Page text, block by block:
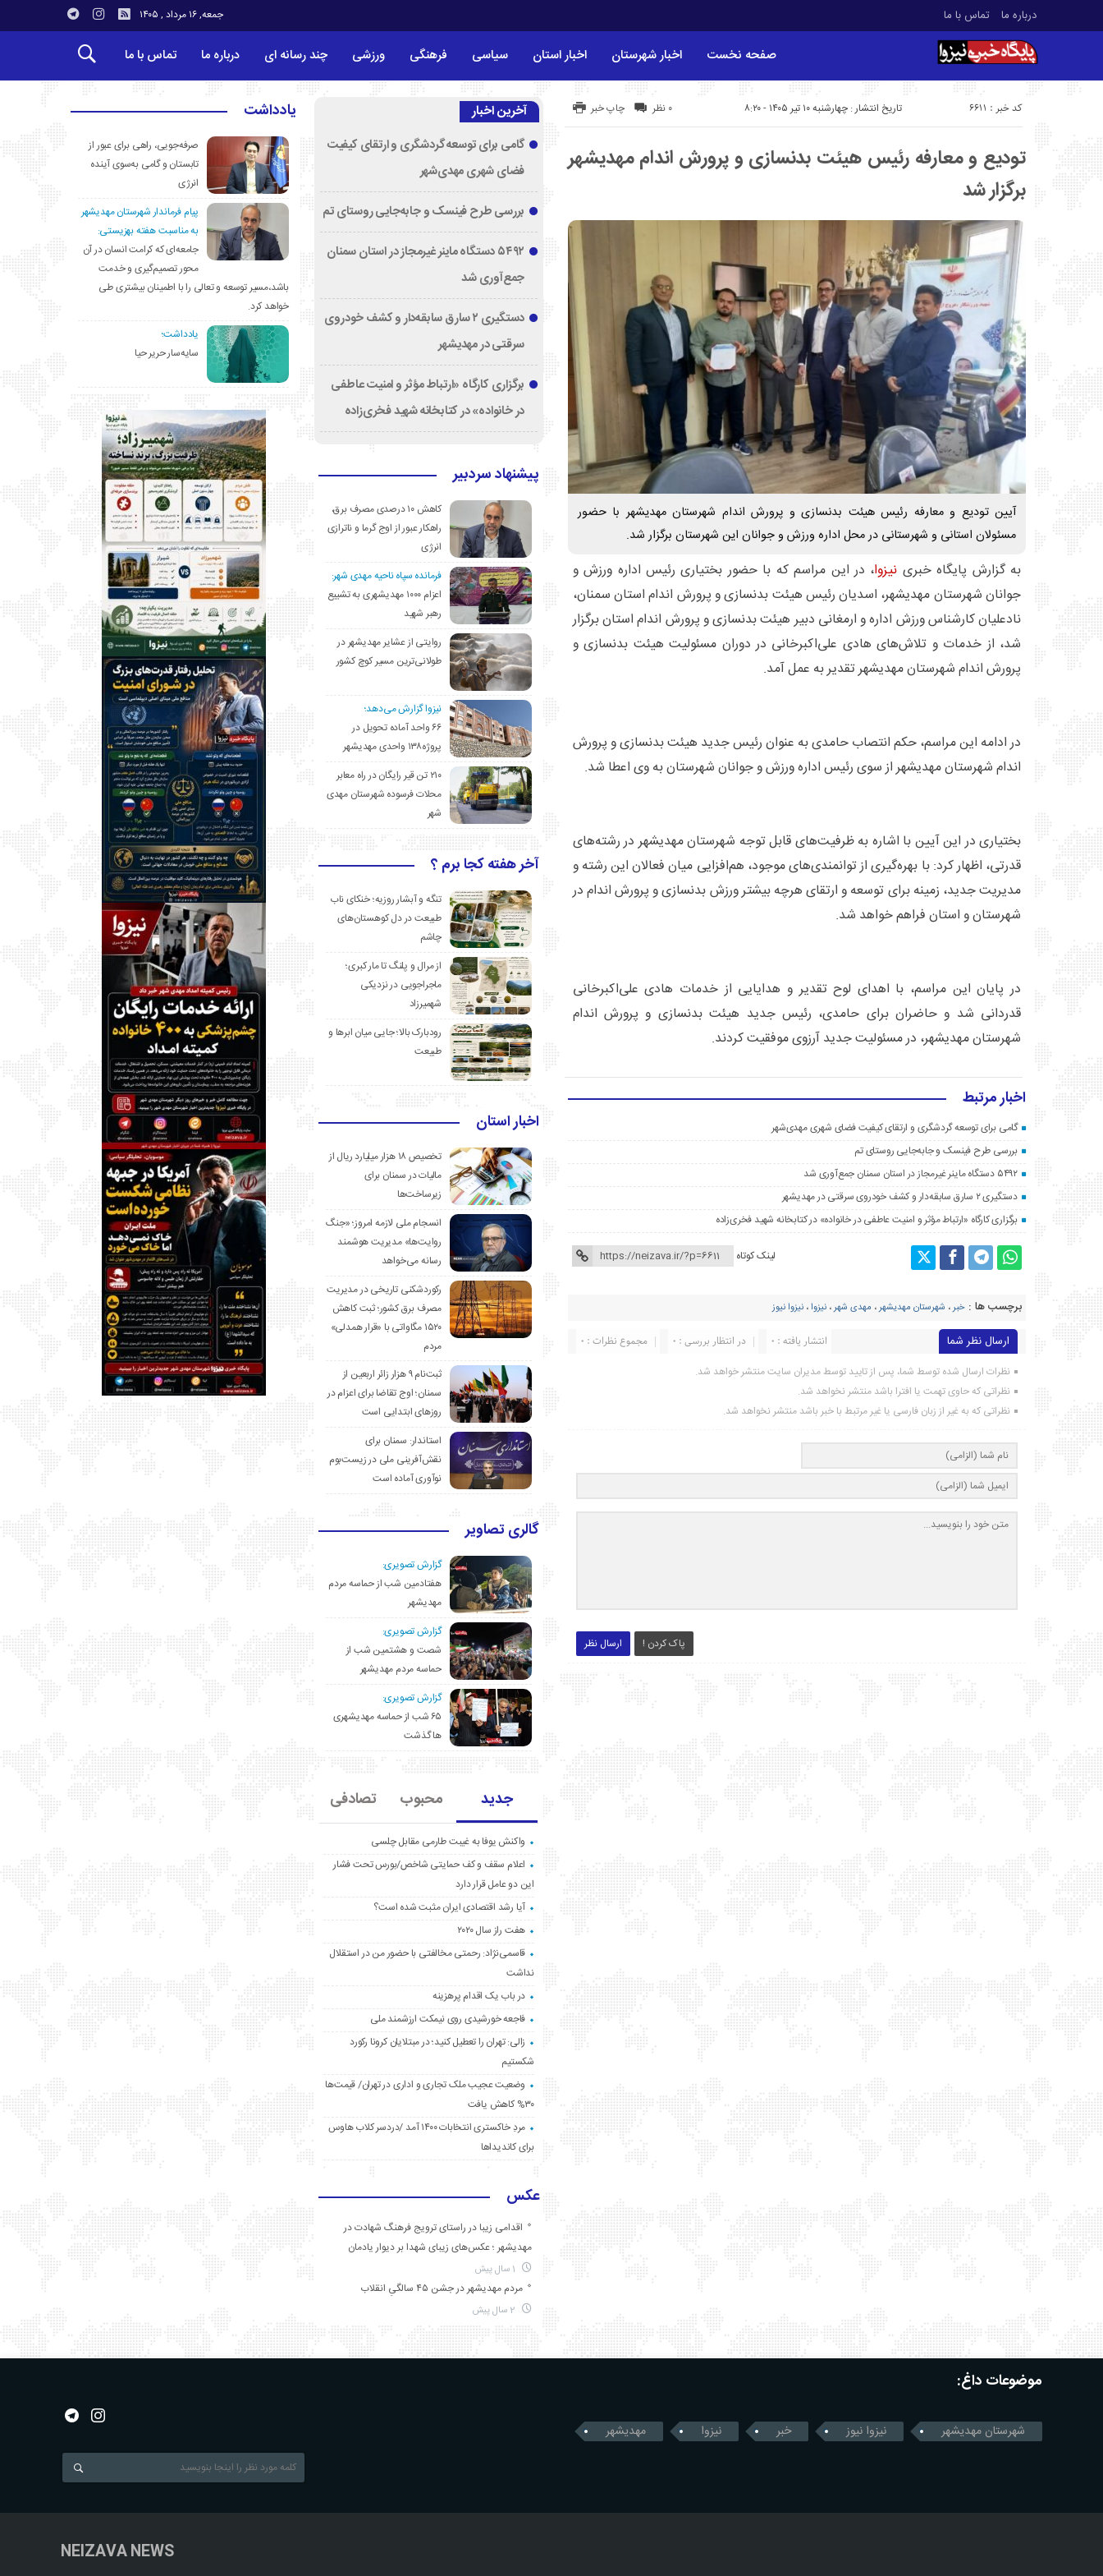
درباره ما تماس با ما جمعه, ۱۶ مرداد , ۱۴۰۵
صفحه نخست اخبار شهرستان اخبار استان سیاسی فرهنگی ورزشی چند رسانه ای درباره ما تماس با ما
تاریخ انتشار : چهارشنبه ۱۰ تیر ۱۴۰۵ - ۸:۲۰ کد خبر : 6611 چاپ خبر ۰ نظر
تودیع و معارفه رئیس هیئت بدنسازی و پرورش اندام مهدیشهر
برگزار شد
آیین تودیع و معارفه رئیس هیئت بدنسازی و پرورش اندام شهرستان مهدیشهر با حضور
مسئولان استانی و شهرستانی در محل اداره ورزش و جوانان این شهرستان برگزار شد.
به گزارش پایگاه خبری نیزوا، در این مراسم که با حضور بختیاری رئیس اداره ورزش و
جوانان شهرستان مهدیشهر، اسدیان رئیس هیئت بدنسازی و پرورش اندام استان سمنان،
نادعلیان کارشناس ورزش اداره و ارمغانی دبیر هیئت بدنسازی و پرورش اندام استان برگزار
شد، از خدمات و تلاش‌های هادی علی‌اکبرخانی در دوران مسئولیت هیئت بدنسازی و
پرورش اندام شهرستان مهدیشهر تقدیر به عمل آمد.
در ادامه این مراسم، حکم انتصاب حامدی به عنوان رئیس جدید هیئت بدنسازی و پرورش
اندام شهرستان مهدیشهر از سوی رئیس اداره ورزش و جوانان شهرستان به وی اعطا شد.
بختیاری در این آیین با اشاره به ظرفیت‌های قابل توجه شهرستان مهدیشهر در رشته‌های
قدرتی، اظهار کرد: با بهره‌گیری از توانمندی‌های موجود، هم‌افزایی میان فعالان این رشته و
مدیریت جدید، زمینه برای توسعه و ارتقای هرچه بیشتر ورزش بدنسازی و پرورش اندام در
شهرستان و استان فراهم خواهد شد.
در پایان این مراسم، با اهدای لوح تقدیر و هدایایی از خدمات هادی علی‌اکبرخانی
قدردانی شد و حاضران برای حامدی، رئیس جدید هیئت بدنسازی و پرورش اندام
شهرستان مهدیشهر، در مسئولیت جدید آرزوی موفقیت کردند.
اخبار مرتبط
گامی برای توسعه گردشگری و ارتقای کیفیت فضای شهری مهدی‌شهر
بررسی طرح فینسک و جابه‌جایی روستای تم
۵۴۹۲ دستگاه ماینر غیرمجاز در استان سمنان جمع‌آوری شد
دستگیری ۲ سارق سابقه‌دار و کشف خودروی سرقتی در مهدیشهر
برگزاری کارگاه «ارتباط مؤثر و امنیت عاطفی در خانواده» در کتابخانه شهید فخری‌زاده
لینک کوتاه
برچسب ها : خبر، شهرستان مهدیشهر، مهدی شهر،نیزوا ،نیزوا نیوز
ارسال نظر شما مجموع نظرات : 0 در انتظار بررسی : 0 انتشار یافته : ۰
نظرات ارسال شده توسط شما، پس از تایید توسط مدیران سایت منتشر خواهد شد.
نظراتی که حاوی تهمت یا افترا باشد منتشر نخواهد شد.
نظراتی که به غیر از زبان فارسی یا غیر مرتبط با خبر باشد منتشر نخواهد شد.
ارسال نظر پاک کردن !
آخرین اخبار
گامی برای توسعه گردشگری و ارتقای کیفیت
فضای شهری مهدی‌شهر
بررسی طرح فینسک و جابه‌جایی روستای تم
۵۴۹۲ دستگاه ماینر غیرمجاز در استان سمنان
جمع‌آوری شد
دستگیری ۲ سارق سابقه‌دار و کشف خودروی
سرقتی در مهدیشهر
برگزاری کارگاه «ارتباط مؤثر و امنیت عاطفی
در خانواده» در کتابخانه شهید فخری‌زاده
پیشنهاد سردبیر
کاهش ۱۰ درصدی مصرف برق،
راهکار عبور از اوج گرما و ناترازی
انرژی
فرمانده سپاه ناحیه مهدی شهر:
اعزام ۱۰۰۰ مهدیشهری به تشییع
رهبر شهید
روایتی از عشایر مهدیشهر در
طولانی‌ترین مسیر کوچ کشور
نیزوا گزارش می‌دهد؛
۶۶ واحد آماده تحویل در
پروژه۱۳۸ واحدی مهدیشهر
۲۱۰ تن قیر رایگان در راه معابر
محلات فرسوده شهرستان مهدی
شهر
آخر هفته کجا برم ؟
تنگه و آبشار روزیه؛ خنکای ناب
طبیعت در دل کوهستان‌های
چاشم
از مرال و پلنگ تا مار کبری؛
ماجراجویی در نزدیکی
شهمیرزاد
رودبارک بالا؛ جایی میان ابرها و
طبیعت
اخبار استان
تخصیص ۱۸ هزار میلیارد ریال از
مالیات در سمنان برای
زیرساخت‌ها
انسجام ملی لازمه امروز؛ «جنگ
روایت‌ها» مدیریت هوشمند
رسانه می‌خواهد
رکوردشکنی تاریخی در مدیریت
مصرف برق کشور؛ ثبت کاهش
۱۵۲۰ مگاواتی با «قرار همدلی»
مردم
ثبت‌نام ۹ هزار زائر اربعین از
سمنان؛ اوج تقاضا برای اعزام در
روزهای ابتدایی است
استاندار: سمنان برای
نقش‌آفرینی ملی در زیست‌بوم
نوآوری آماده است
گالری تصاویر
گزارش تصویری:
هفتادمین شب از حماسه مردم
مهدیشهر
گزارش تصویری:
شصت و هشتمین شب از
حماسه مردم مهدیشهر
گزارش تصویری:
۶۵ شب از حماسه مهدیشهری
ها گذشت
جدید محبوب تصادفی
واکنش یوفا به غیبت طارمی مقابل چلسی
اعلام سقف و کف حمایتی شاخص/بورس تحت فشار
این دو عامل قرار دارد
آیا رشد اقتصادی ایران مثبت شده است؟
هفت راز سال ۲۰۲۰
قاسمی‌نژاد: رحمتی مخالفتی با حضور من در استقلال
نداشت
در باب یک اقدام پرهزینه
فاجعه خورشیدی روی نیمکت ارزشمند ملی
زالی: تهران را تعطیل کنید؛ در مبتلایان کرونا رکورد
شکستیم
وضعیت عجیب ملک تجاری و اداری در تهران/ قیمت‌ها
۳۰% کاهش یافت
مردِ خاکستری انتخابات ۱۴۰۰ آمد /دردسر کلاب هاوس
برای کاندیداها
عکس
اقدامی زیبا در راستای ترویج فرهنگ شهادت در
مهدیشهر ؛ عکس‌های زیبای شهدا بر دیوار یادمان
مردم مهدیشهر در جشن ۴۵ سالگیِ انقلاب
یادداشت
صرفه‌جویی، راهی برای عبور از
تابستان و گامی به‌سوی آینده
انرژی
پیام فرماندار شهرستان مهدیشهر
به مناسبت هفته بهزیستی:
جامعه‌ای که کرامت انسان در آن
محور تصمیم‌گیری و خدمت
باشد،مسیر توسعه و تعالی را با اطمینان بیشتری طی
خواهد کرد.
یادداشت؛
سایه‌سار حریر حیا
موضوعات داغ:
شهرستان مهدیشهر نیزوا نیوز خبر نیزوا مهدیشهر
NEIZAVA NEWS